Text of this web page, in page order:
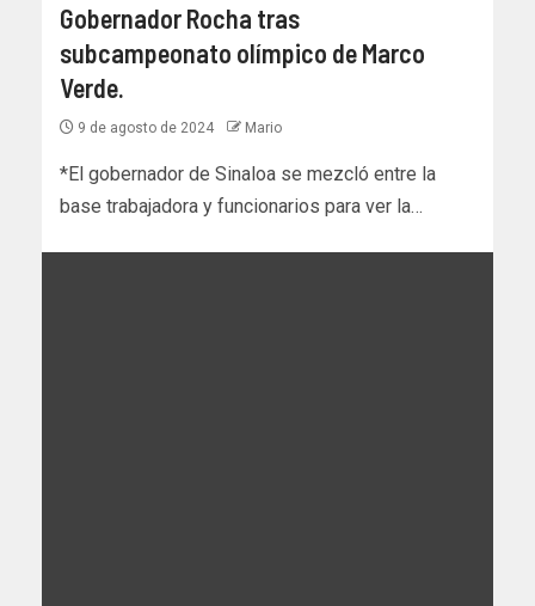
Gobernador Rocha tras
subcampeonato olímpico de Marco
Verde.
9 de agosto de 2024 Mario
*El gobernador de Sinaloa se mezcló entre la
base trabajadora y funcionarios para ver la…